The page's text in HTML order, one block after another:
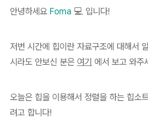
안녕하세요 Foma 💻 입니다!
저번 시간에 힙이란 자료구조에 대해서
시라도 안보신 분은 여기 에서 보고 와주
오늘은 힙을 이용해서 정렬을 하는 힙소
려고 합니다!